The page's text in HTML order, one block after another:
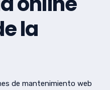
la
de mantenimiento web